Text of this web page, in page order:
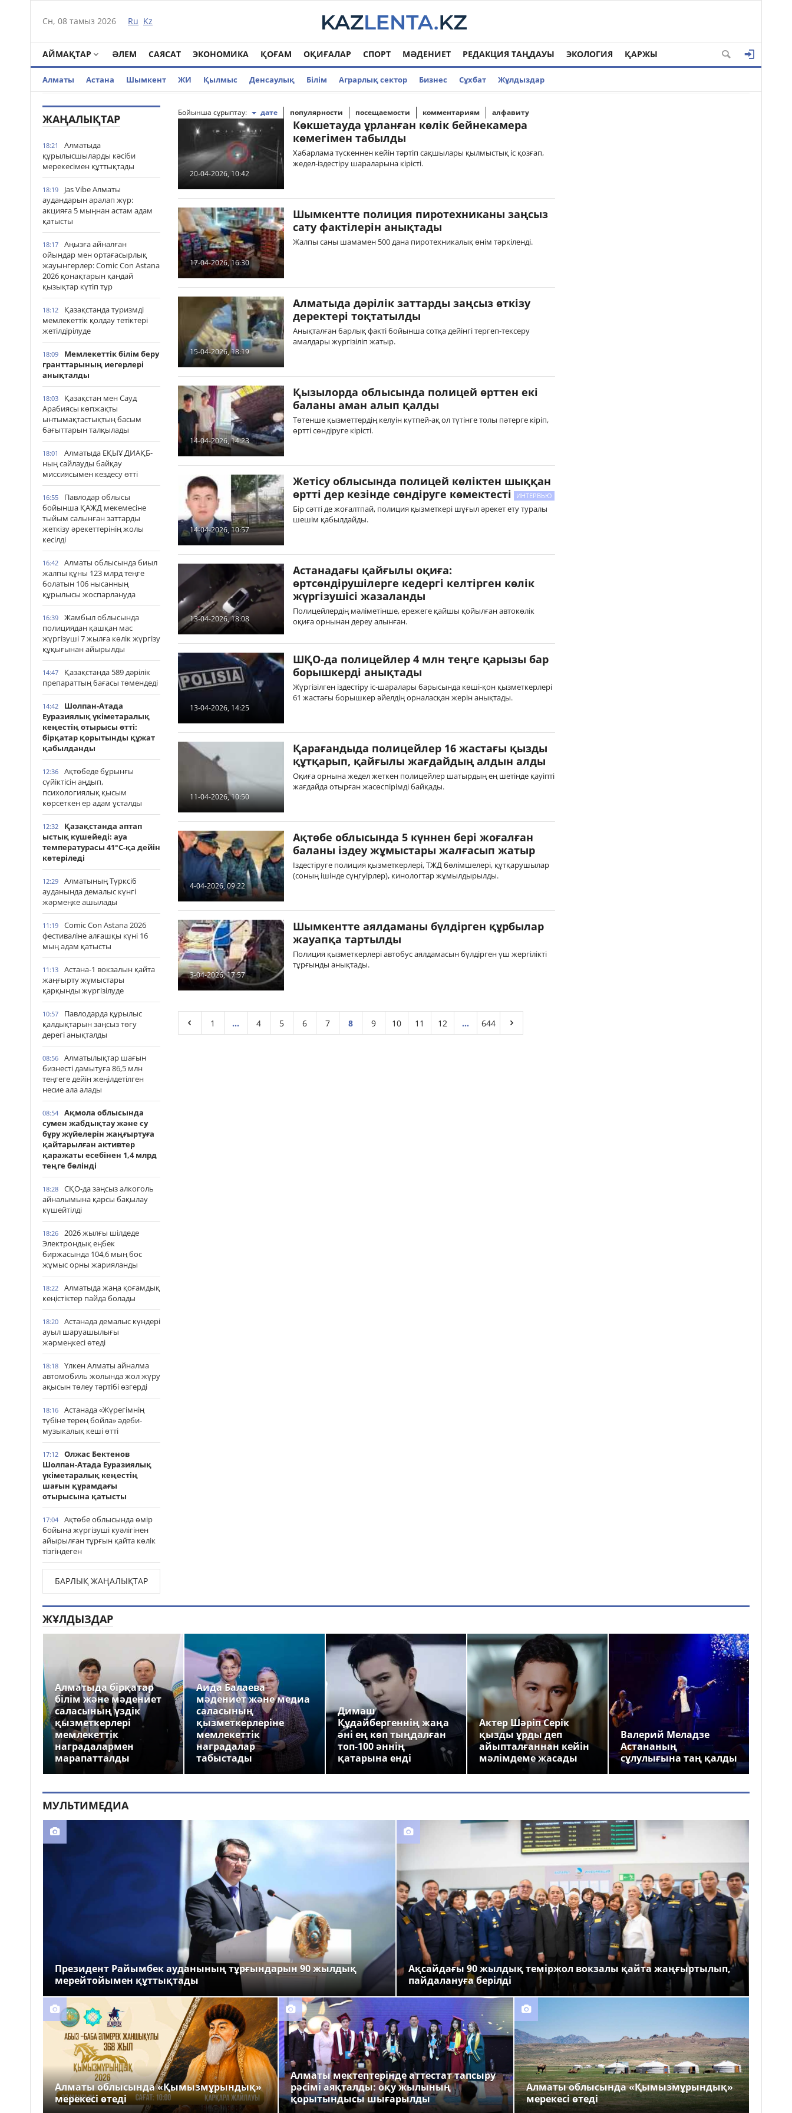
Сн, 08 тамыз 2026 Ru Kz
АЙМАҚТАР ӘЛЕМ САЯСАТ ЭКОНОМИКА ҚОҒАМ ОҚИҒАЛАР СПОРТ МӘДЕНИЕТ РЕДАКЦИЯ ТАҢДАУЫ ЭКОЛОГИЯ ҚАРЖЫ
Алматы Астана Шымкент ЖИ Қылмыс Денсаулық Білім Аграрлық сектор Бизнес Cұхбат Жұлдыздар
ЖАҢАЛЫҚТАР
18:21
Алматыда
құрылысшыларды кәсіби
мерекесімен құттықтады
18:19
Jas Vibe Алматы
аудандарын аралап жүр:
акцияға 5 мыңнан астам адам
қатысты
18:17
Аңызға айналған
ойындар мен ортағасырлық
жауынгерлер: Comic Con Astana
2026 қонақтарын қандай
қызықтар күтіп тұр
18:12
Қазақстанда туризмді
мемлекеттік қолдау тетіктері
жетілдірілуде
18:09
Мемлекеттік білім беру
гранттарының иегерлері
анықталды
18:03
Қазақстан мен Сауд
Арабиясы көпжақты
ынтымақтастықтың басым
бағыттарын талқылады
18:01
Алматыда ЕҚЫҰ ДИАҚБ-
ның сайлауды байқау
миссиясымен кездесу өтті
16:55
Павлодар облысы
бойынша ҚАЖД мекемесіне
тыйым салынған заттарды
жеткізу әрекеттерінің жолы
кесілді
16:42
Алматы облысында биыл
жалпы құны 123 млрд теңге
болатын 106 нысанның
құрылысы жоспарлануда
16:39
Жамбыл облысында
полициядан қашқан мас
жүргізуші 7 жылға көлік жүргізу
құқығынан айырылды
14:47
Қазақстанда 589 дәрілік
препараттың бағасы төмендеді
14:42
Шолпан-Атада
Еуразиялық үкіметаралық
кеңестің отырысы өтті:
бірқатар қорытынды құжат
қабылданды
12:36
Ақтөбеде бұрынғы
сүйіктісін аңдып,
психологиялық қысым
көрсеткен ер адам ұсталды
12:32
Қазақстанда аптап
ыстық күшейеді: ауа
температурасы 41°С-қа дейін
көтеріледі
12:29
Алматының Түрксіб
ауданында демалыс күнгі
жәрмеңке ашылады
11:19
Comic Con Astana 2026
фестиваліне алғашқы күні 16
мың адам қатысты
11:13
Астана-1 вокзалын қайта
жаңғырту жұмыстары
қарқынды жүргізілуде
10:57
Павлодарда құрылыс
қалдықтарын заңсыз төгу
дерегі анықталды
08:56
Алматылықтар шағын
бизнесті дамытуға 86,5 млн
теңгеге дейін жеңілдетілген
несие ала алады
08:54
Ақмола облысында
сумен жабдықтау және су
бұру жүйелерін жаңғыртуға
қайтарылған активтер
қаражаты есебінен 1,4 млрд
теңге бөлінді
18:28
СҚО-да заңсыз алкоголь
айналымына қарсы бақылау
күшейтілді
18:26
2026 жылғы шілдеде
Электрондық еңбек
биржасында 104,6 мың бос
жұмыс орны жарияланды
18:22
Алматыда жаңа қоғамдық
кеңістіктер пайда болады
18:20
Астанада демалыс күндері
ауыл шаруашылығы
жәрмеңкесі өтеді
18:18
Үлкен Алматы айналма
автомобиль жолында жол жүру
ақысын төлеу тәртібі өзгерді
18:16
Астанада «Жүрегімнің
түбіне терең бойла» әдеби-
музыкалық кеші өтті
17:12
Олжас Бектенов
Шолпан-Атада Еуразиялық
үкіметаралық кеңестің
шағын құрамдағы
отырысына қатысты
17:04
Ақтөбе облысында өмір
бойына жүргізуші куәлігінен
айырылған тұрғын қайта көлік
тізгіндеген
БАРЛЫҚ ЖАҢАЛЫҚТАР
Бойынша сұрыптау: дате популярности посещаемости комментариям алфавиту
20-04-2026, 10:42
Көкшетауда ұрланған көлік бейнекамера
көмегімен табылды
Хабарлама түскеннен кейін тәртіп сақшылары қылмыстық іс қозғап,
жедел-іздестіру шараларына кірісті.
17-04-2026, 16:30
Шымкентте полиция пиротехниканы заңсыз
сату фактілерін анықтады
Жалпы саны шамамен 500 дана пиротехникалық өнім тәркіленді.
15-04-2026, 18:19
Алматыда дәрілік заттарды заңсыз өткізу
деректері тоқтатылды
Анықталған барлық факті бойынша сотқа дейінгі тергеп-тексеру
амалдары жүргізіліп жатыр.
14-04-2026, 14:23
Қызылорда облысында полицей өрттен екі
баланы аман алып қалды
Төтенше қызметтердің келуін күтпей-ақ ол түтінге толы пәтерге кіріп,
өртті сөндіруге кірісті.
14-04-2026, 10:57
Жетісу облысында полицей көліктен шыққан
өртті дер кезінде сөндіруге көмектесті
ИНТЕРВЬЮ
Бір сәтті де жоғалтпай, полиция қызметкері шұғыл әрекет ету туралы
шешім қабылдайды.
13-04-2026, 18:08
Астанадағы қайғылы оқиға:
өртсөндірушілерге кедергі келтірген көлік
жүргізушісі жазаланды
Полицейлердің мәліметінше, ережеге қайшы қойылған автокөлік
оқиға орнынан дереу алынған.
13-04-2026, 14:25
ШҚО-да полицейлер 4 млн теңге қарызы бар
борышкерді анықтады
Жүргізілген іздестіру іс-шаралары барысында көші-қон қызметкерлері
61 жастағы борышкер әйелдің орналасқан жерін анықтады.
11-04-2026, 10:50
Қарағандыда полицейлер 16 жастағы қызды
құтқарып, қайғылы жағдайдың алдын алды
Оқиға орнына жедел жеткен полицейлер шатырдың ең шетінде қауіпті
жағдайда отырған жасөспірімді байқады.
4-04-2026, 09:22
Ақтөбе облысында 5 күннен бері жоғалған
баланы іздеу жұмыстары жалғасып жатыр
Іздестіруге полиция қызметкерлері, ТЖД бөлімшелері, құтқарушылар
(соның ішінде сүңгуірлер), кинологтар жұмылдырылды.
3-04-2026, 17:57
Шымкентте аялдаманы бүлдірген құрбылар
жауапқа тартылды
Полиция қызметкерлері автобус аялдамасын бүлдірген үш жергілікті
тұрғынды анықтады.
1 ... 4 5 6 7 8 9 10 11 12 ... 644
ЖҰЛДЫЗДАР
Алматыда бірқатар
білім және мәдениет
саласының үздік
қызметкерлері
мемлекеттік
наградалармен
марапатталды
Аида Балаева
мәдениет және медиа
саласының
қызметкерлеріне
мемлекеттік
наградалар
табыстады
Димаш
Құдайбергеннің жаңа
әні ең көп тыңдалған
топ-100 әннің
қатарына енді
Актер Шәріп Серік
қызды ұрды деп
айыпталғаннан кейін
мәлімдеме жасады
Валерий Меладзе
Астананың
сұлулығына таң қалды
МУЛЬТИМЕДИА
Президент Райымбек ауданының тұрғындарын 90 жылдық
мерейтойымен құттықтады
Ақсайдағы 90 жылдық теміржол вокзалы қайта жаңғыртылып,
пайдалануға берілді
Алматы облысында «Қымызмұрындық»
мерекесі өтеді
Алматы мектептерінде аттестат тапсыру
рәсімі аяқталды: оқу жылының
қорытындысы шығарылды
Алматы облысында «Қымызмұрындық»
мерекесі өтеді